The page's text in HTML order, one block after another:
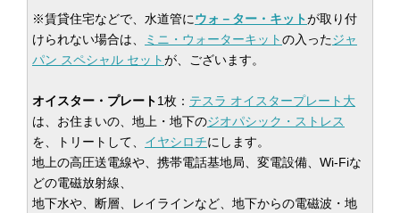
※賃貸住宅などで、水道管にウォ－ター・キットが取り付
けられない場合は、
ミニ・ウォーターキットの入ったジャ
パン スペシャル セットが、ございます。
オイスター・プレート1枚： テスラ オイスタープレート大
は、お住まいの、地上・地下のジオパシック・ストレス
を、トリートして、 イヤシロチにします。
地上の高圧送電線や、携帯電話基地局、変電設備、Wi-Fiな
どの電磁放射線、
地下水や、断層、レイラインなど、地下からの電磁波・地